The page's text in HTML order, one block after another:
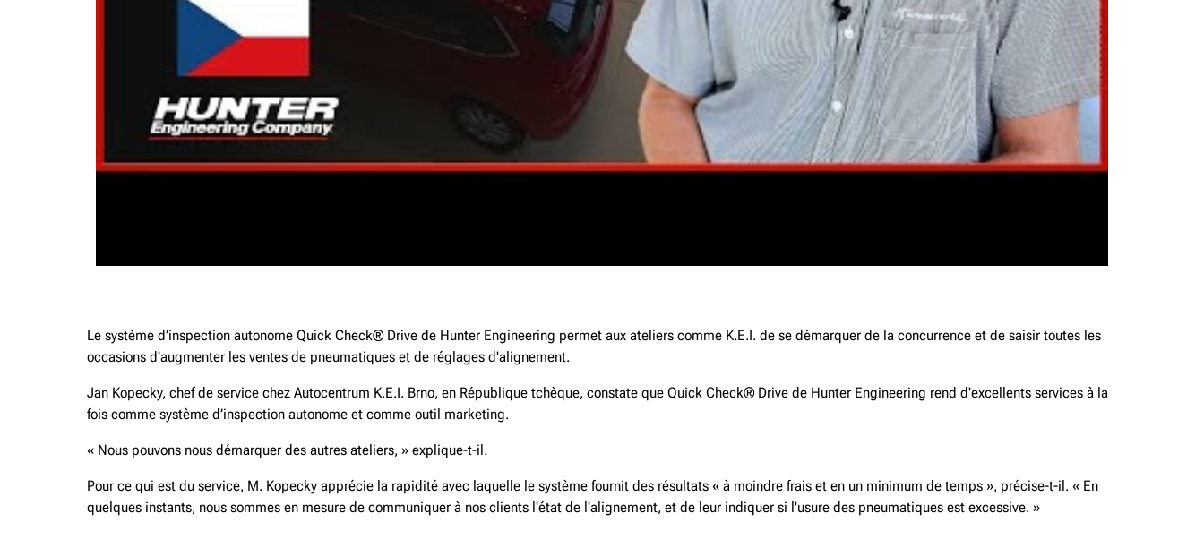
Le système d’inspection autonome Quick Check® Drive de Hunter Engineering permet aux ateliers comme K.E.I. de se démarquer de la concurrence et de saisir toutes les
occasions d'augmenter les ventes de pneumatiques et de réglages d'alignement.
Jan Kopecky, chef de service chez Autocentrum K.E.I. Brno, en République tchèque, constate que Quick Check® Drive de Hunter Engineering rend d'excellents services à la
fois comme système d’inspection autonome et comme outil marketing.
« Nous pouvons nous démarquer des autres ateliers, » explique-t-il.
Pour ce qui est du service, M. Kopecky apprécie la rapidité avec laquelle le système fournit des résultats « à moindre frais et en un minimum de temps », précise-t-il. « En
quelques instants, nous sommes en mesure de communiquer à nos clients l'état de l'alignement, et de leur indiquer si l'usure des pneumatiques est excessive. »